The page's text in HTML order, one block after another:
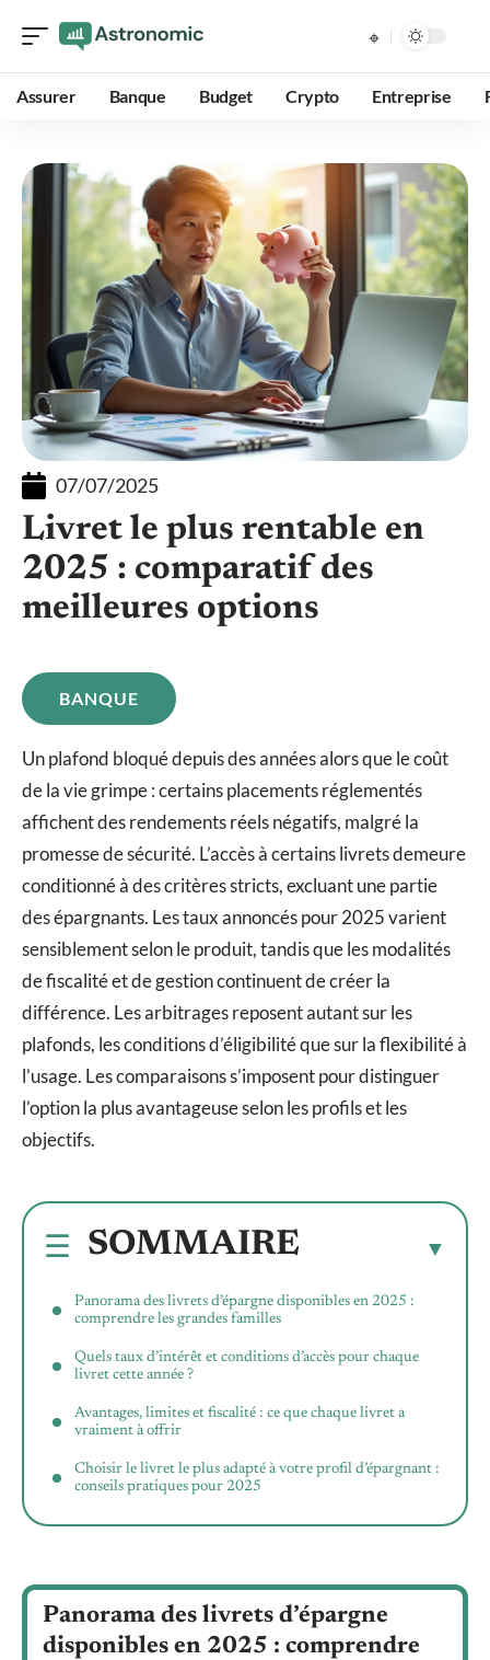
Assurer Banque Budget Crypto Entreprise
07/07/2025
Livret le plus rentable en
2025 : comparatif des
meilleures options
BANQUE
Un plafond bloqué depuis des années alors que le coût
de la vie grimpe : certains placements réglementés
affichent des rendements réels négatifs, malgré la
promesse de sécurité. L’accès à certains livrets demeure
conditionné à des critères stricts, excluant une partie
des épargnants. Les taux annoncés pour 2025 varient
sensiblement selon le produit, tandis que les modalités
de fiscalité et de gestion continuent de créer la
différence. Les arbitrages reposent autant sur les
plafonds, les conditions d’éligibilité que sur la flexibilité à
l’usage. Les comparaisons s’imposent pour distinguer
l’option la plus avantageuse selon les profils et les
objectifs.
SOMMAIRE
Panorama des livrets d’épargne disponibles en 2025 :
comprendre les grandes familles
Quels taux d’intérêt et conditions d’accès pour chaque
livret cette année ?
Avantages, limites et fiscalité : ce que chaque livret a
vraiment à offrir
Choisir le livret le plus adapté à votre profil d’épargnant :
conseils pratiques pour 2025
Panorama des livrets d’épargne
disponibles en 2025 : comprendre